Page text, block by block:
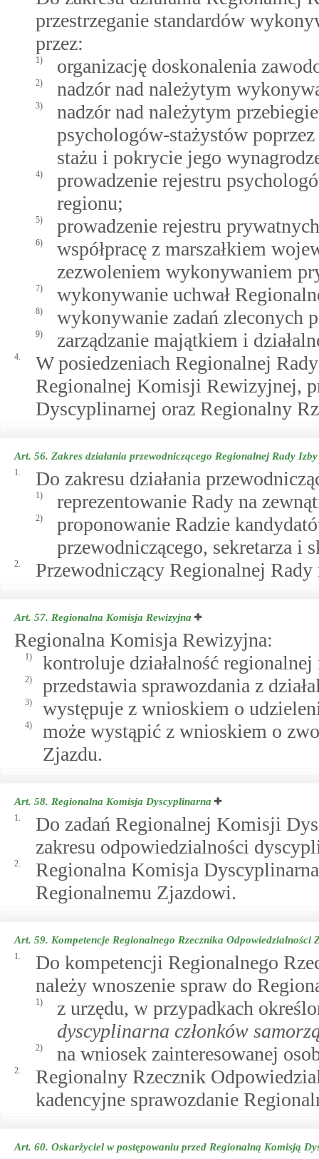
przestrzeganie standardów
przez:
1) organizację doskonalenia
2) nadzór nad należytym
3)
nadzór nad należytym
psychologów-stażystów
stażu i pokrycie jego
4)
prowadzenie rejestru
regionu;
5) prowadzenie rejestru
6)
współpracę z marszałkiem
zezwoleniem wykonywaniem
7) wykonywanie uchwał
8) wykonywanie zadań zleconych
9) zarządzanie majątkiem i
4.
W posiedzeniach Regionalnej
Regionalnej Komisji Rewizyjnej,
Dyscyplinarnej oraz Regionalny
Art. 56. Zakres działania przewodniczącego Regionalnej Rady
1. Do zakresu działania
1) reprezentowanie Rady na
2)
proponowanie Radzie
przewodniczącego, sekretarza i
2. Przewodniczący Regionalnej Rady
Art. 57. Regionalna Komisja Rewizyjna
Regionalna Komisja Rewizyjna:
1) kontroluje działalność
2) przedstawia sprawozdania z
3) występuje z wnioskiem o
4)
może wystąpić z wnioskiem o
Zjazdu.
Art. 58. Regionalna Komisja Dyscyplinarna
1.
Do zadań Regionalnej Komisji
zakresu odpowiedzialności
2.
Regionalna Komisja
Regionalnemu Zjazdowi.
Art. 59. Kompetencje Regionalnego Rzecznika Odpowiedzialności
1.
Do kompetencji Regionalnego
należy wnoszenie spraw do
1)
z urzędu, w przypadkach
dyscyplinarna członków
2) na wniosek zainteresowanej
2.
Regionalny Rzecznik
kadencyjne sprawozdanie
Art. 60. Oskarżyciel w postępowaniu przed Regionalną Komisją